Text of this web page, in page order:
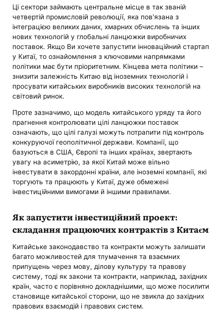
Ці сектори займають центральне місце в так званій
четвертій промисловій революції, яка пов'язана з
інтеграцією великих даних, хмарних обчислень та інших
нових технологій у глобальні ланцюжки виробничих
поставок. Якщо Ви хочете запустити інноваційний стартап
у Китаї, то ознайомлення з ключовими напрямками
політики має бути пріоритетним. Кінцева мета політики –
знизити залежність Китаю від іноземних технологій і
просувати китайських виробників високих технологій на
світовий ринок. ​​
Проте зазначимо, що модель китайського уряду та його
прагнення контролювати цілі ланцюжки поставок
означають, що цілі галузі можуть потрапити під контроль
конкуруючої геополітичної держави. Компанії, що
базуються в США, Європі та інших країнах, звертають
увагу на асиметрію, за якої Китай може вільно
інвестувати в закордонні країни, але іноземні компанії, які
торгують та працюють у Китаї, дуже обмежені
інвестиційними вимогами й іншими правилами.
Як запустити інвестиційний проект:
складання працюючих контрактів з Китаєм
Китайське законодавство та контракти можуть залишати
багато можливостей для тлумачення та взаємних
припущень через мову, ділову культуру та правову
систему, тоді як закони та контракти, наприклад, західних
країн, часто є порівняно докладнішими, що може посилити
становище китайської сторони, що не звикла до західних
правових взаємодій і правових систем.